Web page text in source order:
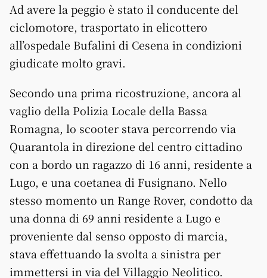
Ad avere la peggio è stato il conducente del
ciclomotore, trasportato in elicottero
all’ospedale Bufalini di Cesena in condizioni
giudicate molto gravi.
Secondo una prima ricostruzione, ancora al
vaglio della Polizia Locale della Bassa
Romagna, lo scooter stava percorrendo via
Quarantola in direzione del centro cittadino
con a bordo un ragazzo di 16 anni, residente a
Lugo, e una coetanea di Fusignano. Nello
stesso momento un Range Rover, condotto da
una donna di 69 anni residente a Lugo e
proveniente dal senso opposto di marcia,
stava effettuando la svolta a sinistra per
immettersi in via del Villaggio Neolitico.